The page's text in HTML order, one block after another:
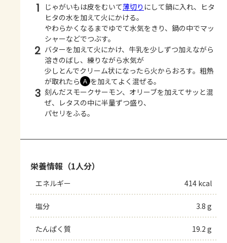
1 じゃがいもは皮をむいて薄切り にして鍋に入れ、ヒタ
ヒタの水を加えて火にかける。
やわらかくなるまでゆでて水気をきり、鍋の中でマッ
シャーなどでつぶす。
2 バターを加えて火にかけ、牛乳を少しずつ加えながら
溶きのばし、練りながら水気が
少しとんでクリーム状になったら火からおろす。粗熱
が取れたら Ａ を加えてよく混ぜる。
3 刻んだスモークサーモン、オリーブを加えてサッと混
ぜ、レタスの中に半量ずつ盛り、
パセリをふる。
栄養情報（1人分）
エネルギー 414 kcal
塩分 3.8 g
たんぱく質 19.2 g